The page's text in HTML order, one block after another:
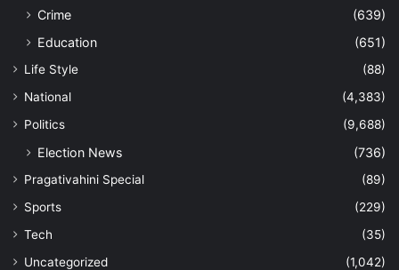
Crime
(639)
Education
(651)
Life Style
(88)
National
(4,383)
Politics
(9,688)
Election News (736)
Pragativahini Special
(89)
Sports
(229)
Tech
(35)
Uncategorized
(1,042)